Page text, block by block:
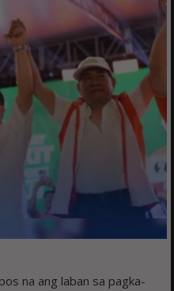
na ang laban sa pagka-